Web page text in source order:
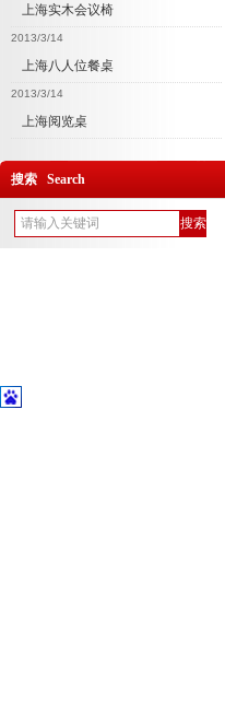
上海实木会议椅
2013/3/14
上海八人位餐桌
2013/3/14
上海阅览桌
搜索 Search